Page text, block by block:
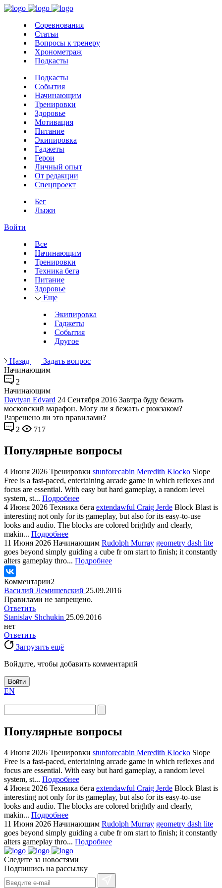
Соревнования
Статьи
Вопросы к тренеру
Хронометраж
Подкасты
Подкасты
События
Начинающим
Тренировки
Здоровье
Мотивация
Питание
Экипировка
Гаджеты
Герои
Личный опыт
От редакции
Спецпроект
Бег
Лыжи
Войти
Все
Начинающим
Тренировки
Техника бега
Питание
Здоровье
Еще
Экипировка
Гаджеты
События
Другое
Назад
Задать вопрос
Начинающим
2
Начинающим
Davtyan Edvard 24 Сентября 2016 Завтра буду бежать
московский марафон. Могу ли я бежать с рюкзаком?
Разрешено ли это правилами?
2
717
Популярные вопросы
4 Июня 2026 Тренировки stunforecabin Meredith Klocko Slope
Free is a fast-paced, entertaining arcade game in which reflexes and
focus are essential. With easy but hard gameplay, a random level
system, st... Подробнее
4 Июня 2026 Техника бега extendawful Craig Jerde Block Blast is
interesting not only for its gameplay, but also for its easy-to-use
looks and audio. The blocks are colored brightly and clearly,
makin... Подробнее
11 Июня 2026 Начинающим Rudolph Murray geometry dash lite
goes beyond simply guiding a cube fr om start to finish; it constantly
alters gameplay thro... Подробнее
Комментарии2
Василий Лемишевский 25.09.2016
Правилами не запрещено.
Ответить
Stanislav Shchukin 25.09.2016
нет
Ответить
Загрузить ещё
Войдите, чтобы добавить комментарий
Войти
EN
Популярные вопросы
4 Июня 2026 Тренировки stunforecabin Meredith Klocko Slope
Free is a fast-paced, entertaining arcade game in which reflexes and
focus are essential. With easy but hard gameplay, a random level
system, st... Подробнее
4 Июня 2026 Техника бега extendawful Craig Jerde Block Blast is
interesting not only for its gameplay, but also for its easy-to-use
looks and audio. The blocks are colored brightly and clearly,
makin... Подробнее
11 Июня 2026 Начинающим Rudolph Murray geometry dash lite
goes beyond simply guiding a cube fr om start to finish; it constantly
alters gameplay thro... Подробнее
Следите за новостями
Подпишись на рассылку